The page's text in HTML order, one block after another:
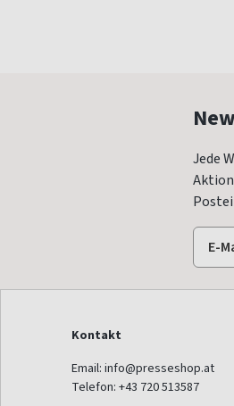
Jede
Kontakt
Email: info@presseshop.at
Telefon: +43 720 513587